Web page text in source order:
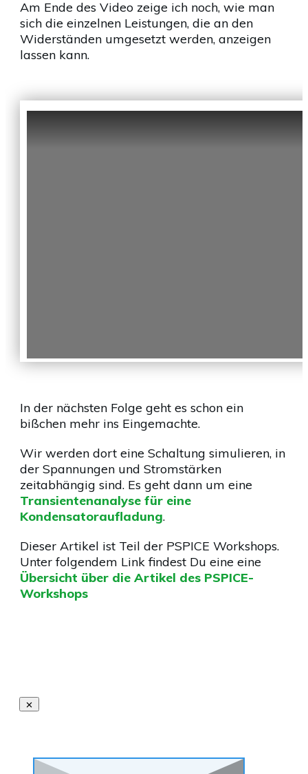
Am Ende des Video zeige ich noch, wie man
sich die einzelnen Leistungen, die an den
Widerständen umgesetzt werden, anzeigen
lassen kann.
In der nächsten Folge geht es schon ein
bißchen mehr ins Eingemachte.
Wir werden dort eine Schaltung simulieren, in
der Spannungen und Stromstärken
zeitabhängig sind. Es geht dann um eine
Transientenanalyse für eine
Kondensatoraufladung.
Dieser Artikel ist Teil der PSPICE Workshops.
Unter folgendem Link findest Du eine eine
Übersicht über die Artikel des PSPICE-
Workshops